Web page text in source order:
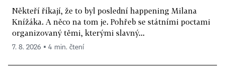
Někteří říkají, že to byl poslední happening Milana
Knížáka. A něco na tom je. Pohřeb se státními poctami
organizovaný těmi, kterými slavný...
7. 8. 2026 ▪ 4 min. čtení